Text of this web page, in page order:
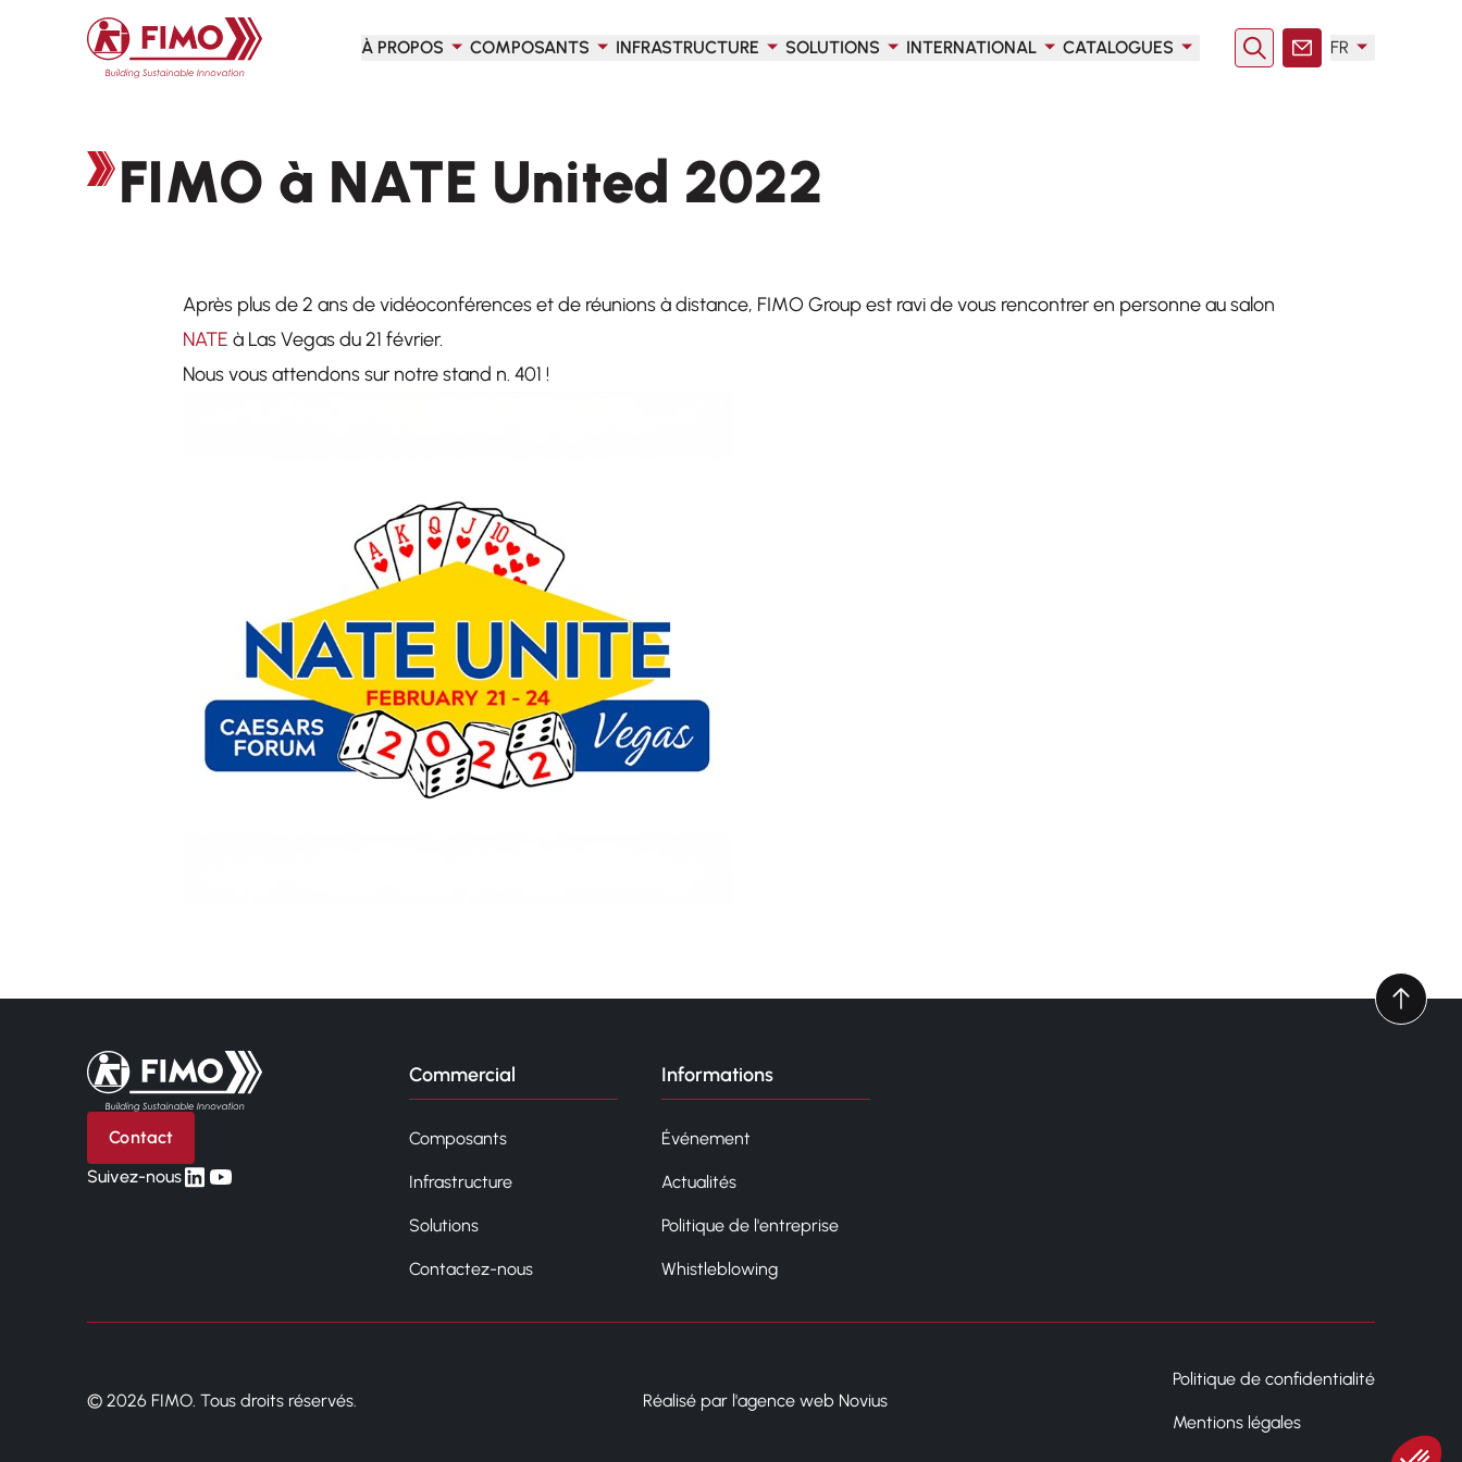
Retour à l'accueil
À PROPOS
COMPOSANTS INFRASTRUCTURE SOLUTIONS INTERNATIONAL CATALOGUES Rechercher
Contact
FR
FIMO à NATE United 2022
Après plus de 2 ans de vidéoconférences et de réunions à distance, FIMO Group est ravi de vous rencontrer en personne au salon
NATE à Las Vegas du 21 février.
Nous vous attendons sur notre stand n. 401 !
Retour à l'accueil
Contact
Suivez-nouslinkedin
yt
Commercial
Composants
Infrastructure
Solutions
Contactez-nous
Informations
Événement
Actualités
Politique de l'entreprise
Whistleblowing
© 2026 FIMO. Tous droits réservés. Réalisé par l'agence web Novius
Politique de confidentialité
Mentions légales